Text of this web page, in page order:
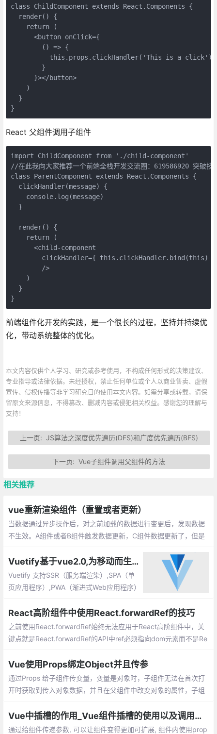
class ChildComponent extends React.Components {
  render() {
    return (
      <button onClick={
        () => {
          this.props.clickHandler('This is a click')
        }
      }></button>
    )
  }
React 父组件调用子组件
import ChildComponent from './child-component'
//在此我向大家推荐一个前端全栈开发交流圈：619586920 突破
class ParentComponent extends React.Components {
  clickHandler(message) {
    console.log(message)
  }
  render() {
    return (
      <child-component
clickHandler={ this.clickHandler.bind(this)
        />
    )
  }
前端组件化开发的实践，是一个很长的过程，坚持并持续优
化，带动系统整体的优化。
本文内容仅供个人学习、研究或参考使用，不构成任何形式的决策建议、
专业指导或法律依据。未经授权，禁止任何单位或个人以商业售卖、虚假
宣传、侵权传播等非学习研究目的使用本文内容。如需分享或转载，请保
留原文来源信息，不得篡改、删减内容或侵犯相关权益。感谢您的理解与
支持！
上一页: JS算法之深度优先遍历(DFS)和广度优先遍历(BFS)
下一页:Vue子组件调用父组件的方法
相关推荐
vue重新渲染组件（重置或者更新）
当数据通过异步操作后，对之前加载的数据进行变更后，发现数据
不生效。A组件或者B组件触发数据更新，C组件数据更新了，但是
Vuetify基于vue2.0,为移动而生的组件框架
Vuetify 支持SSR（服务端渲染）,SPA（单
页应用程序）,PWA（渐进式Web应用程序）
框架，试图推动前端开发发展到一个新的水
平。
React高阶组件中使用React.forwardRef的技巧
之前使用React.forwardRef始终无法应用于React高阶组件中，关
键点就是React.forwardRef的API中ref必须指向dom元素而不是Re
Vue使用Props绑定Object并且传参
通过Props 给子组件传变量，变量是对象时，子组件无法在首次打
开时获取到传入对象数据，并且在父组件中改变对象的属性，子组
Vue中插槽的作用_Vue组件插槽的使用以及调用组件内的方法
通过给组件传递参数, 可以让组件变得更加可扩展, 组件内使用prop